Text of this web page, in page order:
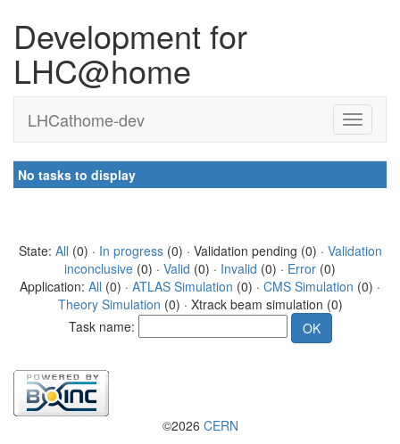
Development for
LHC@home
LHCathome-dev
No tasks to display
State: All (0) · In progress(0) · Validation pending (0) · Validation
inconclusive (0) · Valid (0) · Invalid (0) · Error (0)
Application: All (0) · ATLAS Simulation (0) · CMS Simulation (0) ·
Theory Simulation (0) · Xtrack beam simulation (0)
Task name:
©2026 CERN